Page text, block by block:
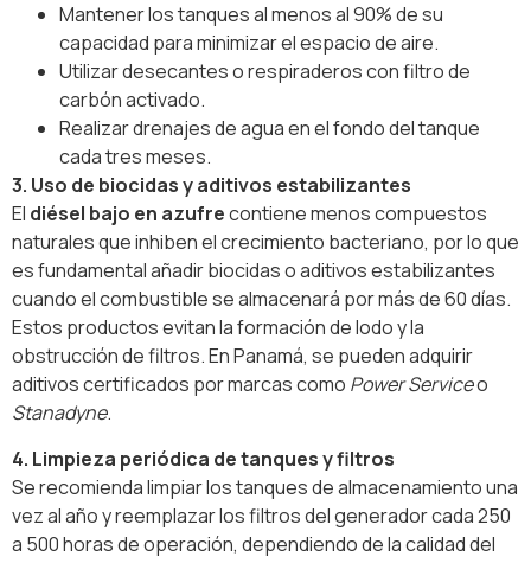
Mantener los tanques al menos al 90% de su
capacidad para minimizar el espacio de aire.
Utilizar desecantes o respiraderos con filtro de
carbón activado.
Realizar drenajes de agua en el fondo del tanque
cada tres meses.
3. Uso de biocidas y aditivos estabilizantes
El diésel bajo en azufrecontiene menos compuestos
naturales que inhiben el crecimiento bacteriano, por lo que
es fundamental añadir biocidas o aditivos estabilizantes
cuando el combustible se almacenará por más de 60 días.
Estos productos evitan la formación de lodo y la
obstrucción de filtros. En Panamá, se pueden adquirir
aditivos certificados por marcas como Power Serviceo
Stanadyne.
4. Limpieza periódica de tanques y filtros
Se recomienda limpiar los tanques de almacenamiento una
vez al año y reemplazar los filtros del generador cada 250
a 500 horas de operación, dependiendo de la calidad del